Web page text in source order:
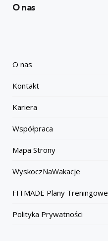
O nas
O nas
Kontakt
Kariera
Współpraca
Mapa Strony
WyskoczNaWakacje
FITMADE Plany Treningowe
Polityka Prywatności